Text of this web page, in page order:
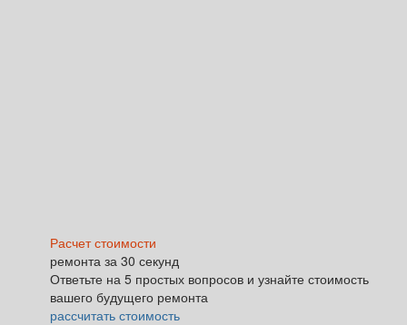
Расчет стоимости
ремонта за 30 секунд
Ответьте на 5 простых вопросов и узнайте стоимость
вашего будущего ремонта
рассчитать стоимость